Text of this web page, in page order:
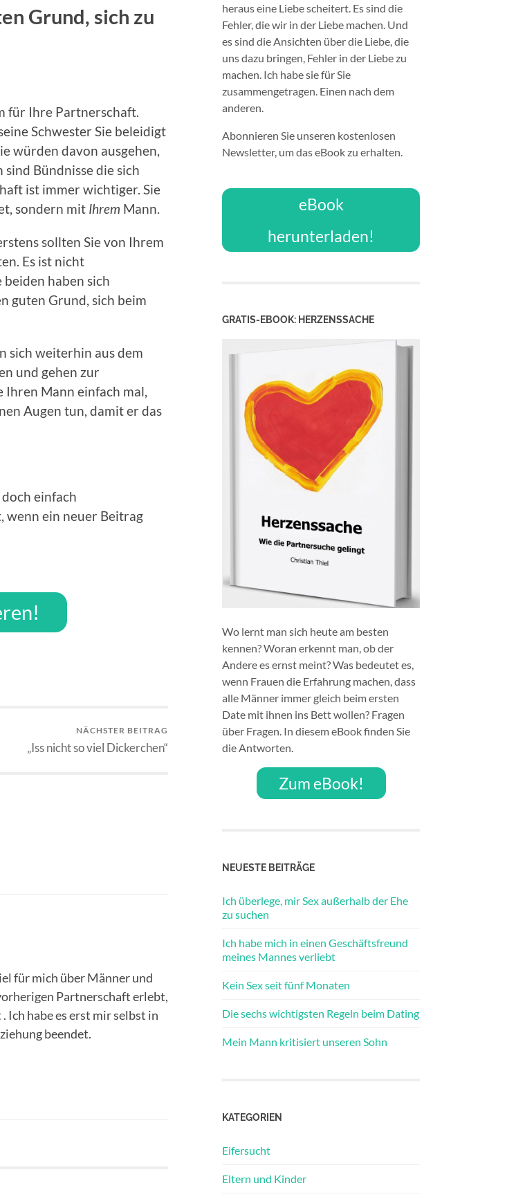
Grund, sich zu
für Ihre Partnerschaft.
Schwester Sie beleidigt
würden davon ausgehen,
Bündnisse die sich
ist immer wichtiger. Sie
sondern mit Ihrem Mann.
sollten Sie von Ihrem
Es ist nicht
haben sich
guten Grund, sich beim
sich weiterhin aus dem
und gehen zur
Ihren Mann einfach mal,
Augen tun, damit er das
einfach
wenn ein neuer Beitrag
NÄCHSTER BEITRAG
„Iss nicht so viel Dickerchen“
für mich über Männer und
Partnerschaft erlebt,
Ich habe es erst mir selbst in
beendet.
heraus eine Liebe scheitert. Es sind die
Fehler, die wir in der Liebe machen. Und
es sind die Ansichten über die Liebe, die
uns dazu bringen, Fehler in der Liebe zu
machen. Ich habe sie für Sie
zusammengetragen. Einen nach dem
anderen.
Abonnieren Sie unseren kostenlosen
Newsletter, um das eBook zu erhalten.
eBook
herunterladen!
GRATIS-EBOOK: HERZENSSACHE
Wo lernt man sich heute am besten
kennen? Woran erkennt man, ob der
Andere es ernst meint? Was bedeutet es,
wenn Frauen die Erfahrung machen, dass
alle Männer immer gleich beim ersten
Date mit ihnen ins Bett wollen? Fragen
über Fragen. In diesem eBook finden Sie
die Antworten.
Zum eBook!
NEUESTE BEITRÄGE
Ich überlege, mir Sex außerhalb der Ehe
zu suchen
Ich habe mich in einen Geschäftsfreund
meines Mannes verliebt
Kein Sex seit fünf Monaten
Die sechs wichtigsten Regeln beim Dating
Mein Mann kritisiert unseren Sohn
KATEGORIEN
Eifersucht
Eltern und Kinder